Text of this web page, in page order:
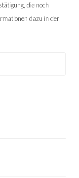
die noch
dazu in der